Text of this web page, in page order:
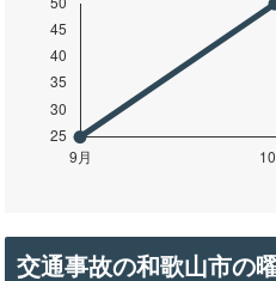
交通事故の和歌山市の